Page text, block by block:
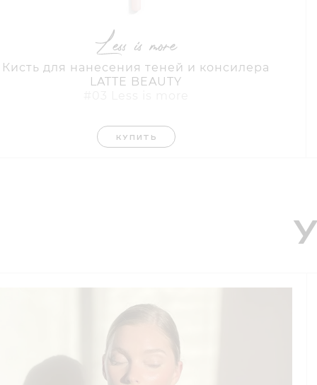
Кисть для нанесения теней и консилера
LATTE BEAUTY
КУПИТЬ